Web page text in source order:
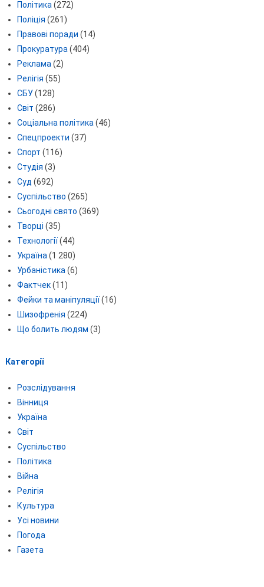
Політика (272)
Поліція (261)
Правові поради (14)
Прокуратура (404)
Реклама (2)
Релігія (55)
СБУ(128)
Світ (286)
Соціальна політика (46)
Спецпроекти (37)
Спорт (116)
Студія (3)
Суд (692)
Суспільство (265)
Сьогодні свято (369)
Творці (35)
Технології(44)
Україна (1 280)
Урбаністика (6)
Фактчек(11)
Фейки та маніпуляції(16)
Шизофренія (224)
Що болить людям (3)
Категорії
Розслідування
Вінниця
Україна
Світ
Суспільство
Політика
Війна
Релігія
Культура
Усі новини
Погода
Газета